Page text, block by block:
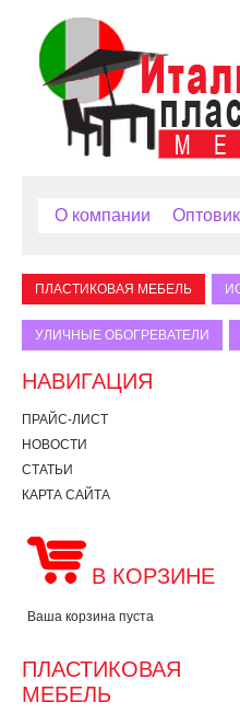
О компании
ПЛАСТИКОВАЯ МЕБЕЛЬ
УЛИЧНЫЕ ОБОГРЕВАТЕЛИ
НАВИГАЦИЯ
ПРАЙС-ЛИСТ
НОВОСТИ
СТАТЬИ
КАРТА САЙТА
В КОРЗИНЕ
Ваша корзина пуста
ПЛАСТИКОВАЯ
МЕБЕЛЬ